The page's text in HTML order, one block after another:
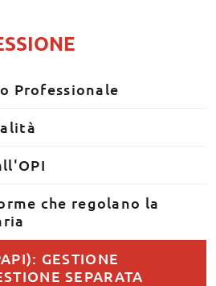
Professionale
che regolano la
GESTIONE
SEPARATA